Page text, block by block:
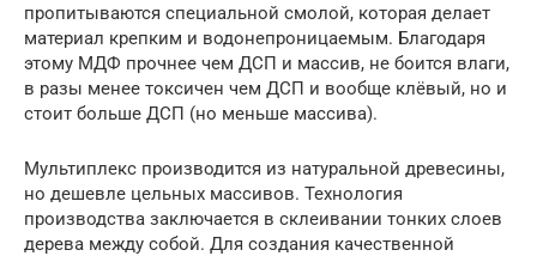
пропитываются специальной смолой, которая делает
материал крепким и водонепроницаемым. Благодаря
этому МДФ прочнее чем ДСП и массив, не боится влаги,
в разы менее токсичен чем ДСП и вообще клёвый, но и
стоит больше ДСП (но меньше массива).
Мультиплекс производится из натуральной древесины,
но дешевле цельных массивов. Технология
производства заключается в склеивании тонких слоев
дерева между собой. Для создания качественной